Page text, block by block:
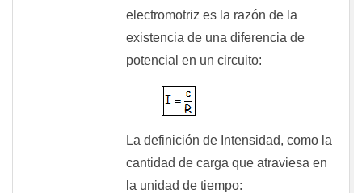
electromotriz es la razón de la
existencia de una diferencia de
potencial en un circuito:
La definición de Intensidad, como la
cantidad de carga que atraviesa en
la unidad de tiempo: